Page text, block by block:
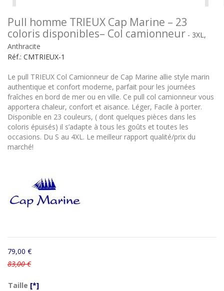
Pull homme TRIEUX Cap Marine – 23
coloris disponibles– Col camionneur - 3XL,
Anthracite
Réf.: CMTRIEUX-1
Le pull TRIEUX Col Camionneur de Cap Marine allie style marin
authentique et confort moderne, parfait pour les journées
fraîches en bord de mer ou en ville. Ce pull col camionneur vous
apportera chaleur, confort et aisance. Léger, Facile à porter.
Disponible en 23 couleurs, ( dont quelques pièces dans les
coloris épuisés) il s’adapte à tous les goûts et toutes les
occasions. Du S au 4XL. Le meilleur rapport qualité/prix du
marché!
79,00 €
83,00 €
Taille [*]